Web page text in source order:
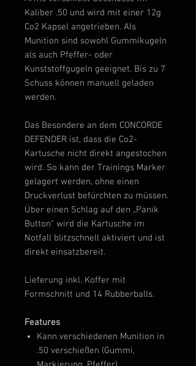
Kaliber .50 und wird mit einer 12g
Co2 Kapsel angetrieben. Als
Munition sind sowohl Gummikugeln
als auch Pfeffer- oder
Kunststoffgugeln geeignet. Bis zu 7
Schuss können manuell geladen
werden.
Das Besondere an dem CONCORDE
DEFENDER ist, dass die Co2-
Kartusche nicht direkt angestochen
wird. So kann der Trainings Marker
gelagert werden, ohne einen
Druckverlust befürchten zu müssen.
Über einen Schlag auf den „Panik
Button“ wird die Kartusche im
Notfall blitzschnell aktiviert und ist
direkt ein­satzbereit.
Lieferung inkl. Koffer mit
Formschnitt und 14 Rubberballs.
Features
Kann verschiedenen Munition in
.50 verschießen (Gummi,